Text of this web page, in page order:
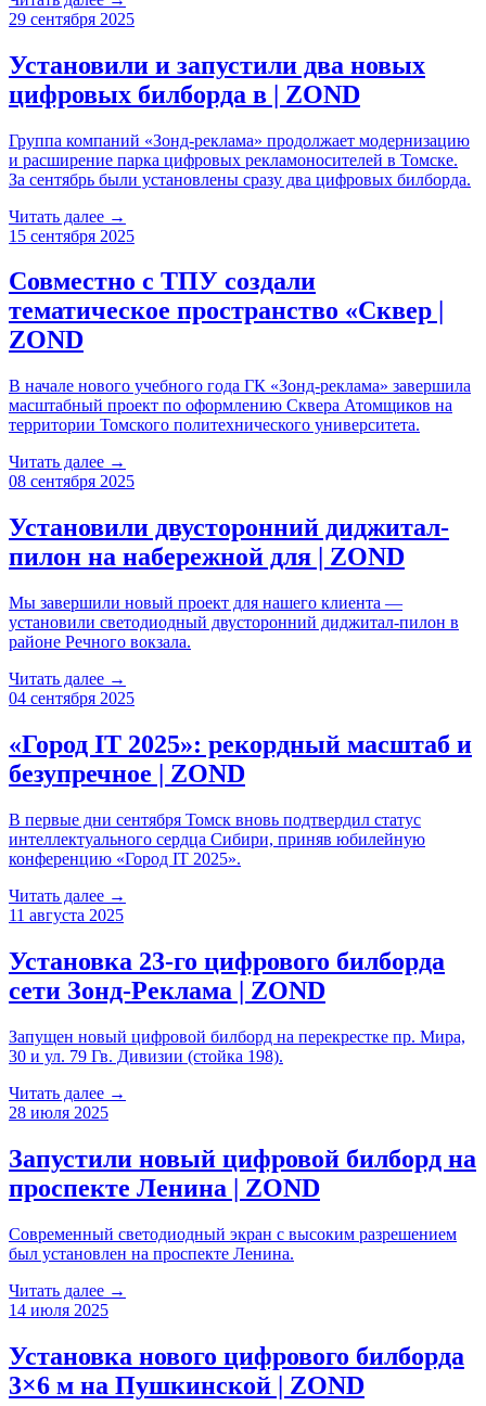
29 сентября 2025
Установили и запустили два новых
цифровых билборда в | ZOND
Группа компаний «Зонд-реклама» продолжает модернизацию
и расширение парка цифровых рекламоносителей в Томске.
За сентябрь были установлены сразу два цифровых билборда.
Читать далее →
15 сентября 2025
Совместно с ТПУ создали
тематическое пространство «Сквер |
ZOND
В начале нового учебного года ГК «Зонд-реклама» завершила
масштабный проект по оформлению Сквера Атомщиков на
территории Томского политехнического университета.
Читать далее →
08 сентября 2025
Установили двусторонний диджитал-
пилон на набережной для | ZOND
Мы завершили новый проект для нашего клиента —
установили светодиодный двусторонний диджитал-пилон в
районе Речного вокзала.
Читать далее →
04 сентября 2025
«Город IT 2025»: рекордный масштаб и
безупречное | ZOND
В первые дни сентября Томск вновь подтвердил статус
интеллектуального сердца Сибири, приняв юбилейную
конференцию «Город IT 2025».
Читать далее →
11 августа 2025
Установка 23-го цифрового билборда
сети Зонд-Реклама | ZOND
Запущен новый цифровой билборд на перекрестке пр. Мира,
30 и ул. 79 Гв. Дивизии (стойка 198).
Читать далее →
28 июля 2025
Запустили новый цифровой билборд на
проспекте Ленина | ZOND
Современный светодиодный экран с высоким разрешением
был установлен на проспекте Ленина.
Читать далее →
14 июля 2025
Установка нового цифрового билборда
3×6 м на Пушкинской | ZOND